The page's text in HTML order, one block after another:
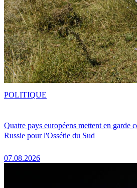
Quatre pays européens mettent en garde
Russie pour l'Ossétie du Sud
07.08.2026
POLITIQUE